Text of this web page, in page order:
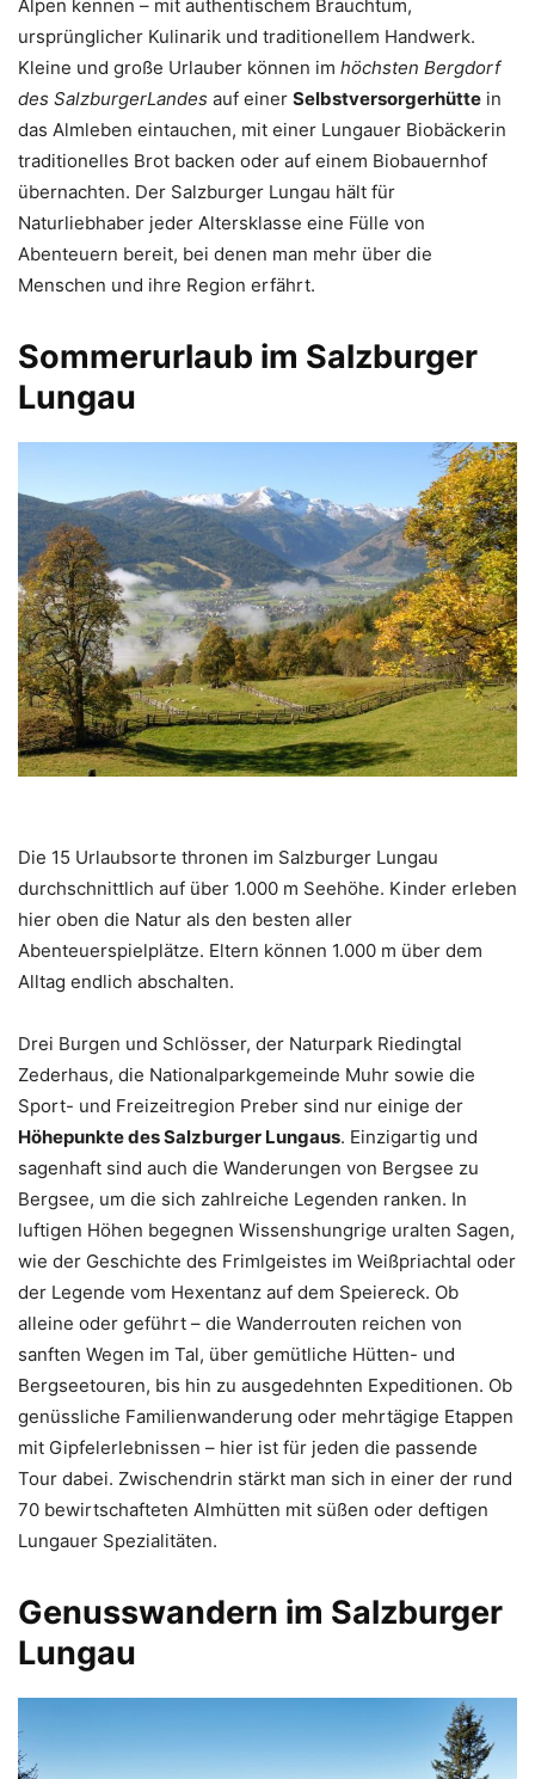
Alpen kennen – mit authentischem Brauchtum,
ursprünglicher Kulinarik und traditionellem Handwerk.
Kleine und große Urlauber können im höchsten Bergdorf
des SalzburgerLandes auf einer Selbstversorgerhütte in
das Almleben eintauchen, mit einer Lungauer Biobäckerin
traditionelles Brot backen oder auf einem Biobauernhof
übernachten. Der Salzburger Lungau hält für
Naturliebhaber jeder Altersklasse eine Fülle von
Abenteuern bereit, bei denen man mehr über die
Menschen und ihre Region erfährt.
Sommerurlaub im Salzburger
Lungau
Die 15 Urlaubsorte thronen im Salzburger Lungau
durchschnittlich auf über 1.000 m Seehöhe. Kinder erleben
hier oben die Natur als den besten aller
Abenteuerspielplätze. Eltern können 1.000 m über dem
Alltag endlich abschalten.
Drei Burgen und Schlösser, der Naturpark Riedingtal
Zederhaus, die Nationalparkgemeinde Muhr sowie die
Sport- und Freizeitregion Preber sind nur einige der
Höhepunkte des Salzburger Lungaus. Einzigartig und
sagenhaft sind auch die Wanderungen von Bergsee zu
Bergsee, um die sich zahlreiche Legenden ranken. In
luftigen Höhen begegnen Wissenshungrige uralten Sagen,
wie der Geschichte des Frimlgeistes im Weißpriachtal oder
der Legende vom Hexentanz auf dem Speiereck. Ob
alleine oder geführt – die Wanderrouten reichen von
sanften Wegen im Tal, über gemütliche Hütten- und
Bergseetouren, bis hin zu ausgedehnten Expeditionen. Ob
genüssliche Familienwanderung oder mehrtägige Etappen
mit Gipfelerlebnissen – hier ist für jeden die passende
Tour dabei. Zwischendrin stärkt man sich in einer der rund
70 bewirtschafteten Almhütten mit süßen oder deftigen
Lungauer Spezialitäten.
Genusswandern im Salzburger
Lungau